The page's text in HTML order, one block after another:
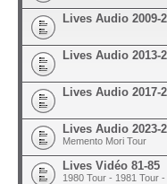
Lives Audio 2009-
Lives Audio 2013-
Lives Audio 2017-
Lives Audio 2023-
Memento Mori Tour
Lives Vidéo 81-85
1980 Tour - 1981 Tour